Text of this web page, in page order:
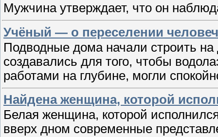
Мужчина утверждает, что он
Учёный — о переселении
Подводные дома начали строить
создавались для того, чтобы
работами на глубине, могли
Найдена женщина, которой
Белая женщина, которой
вверх дном современные